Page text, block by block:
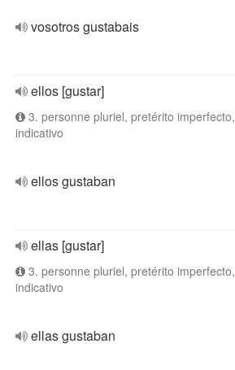
vosotros gustabais
ellos [gustar]
3. personne pluriel, pretérito imperfecto,
indicativo
ellos gustaban
ellas [gustar]
3. personne pluriel, pretérito imperfecto,
indicativo
ellas gustaban